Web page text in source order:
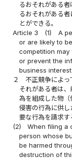
るおそれがある
るおそれがある
とができる。
Article 3
(1)
A
or are likely to
competition
or prevent the
business
２
不正競争によ
それがある者は
為を組成した物（
侵害の行為に供
要な行為を請求す
(2)
When filing a
person whose
be harmed
destruction of